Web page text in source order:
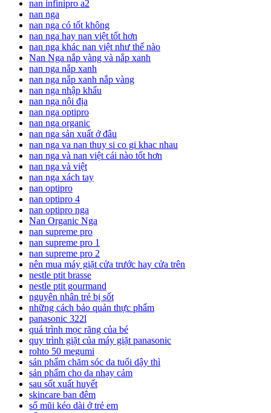
nan infinipro a2
nan nga
nan nga có tốt không
nan nga hay nan việt tốt hơn
nan nga khác nan việt như thế nào
Nan Nga nắp vàng và nắp xanh
nan nga nắp xanh
nan nga nắp xanh nắp vàng
nan nga nhập khẩu
nan nga nội địa
nan nga optipro
nan nga organic
nan nga sản xuất ở đâu
nan nga va nan thuy si co gi khac nhau
nan nga và nan việt cái nào tốt hơn
nan nga và việt
nan nga xách tay
nan optipro
nan optipro 4
nan optipro nga
Nan Organic Nga
nan supreme pro
nan supreme pro 1
nan supreme pro 2
nên mua máy giặt cửa trước hay cửa trên
nestle ptit brasse
nestle ptit gourmand
nguyên nhân trẻ bị sốt
những cách bảo quản thực phẩm
panasonic 322l
quá trình mọc răng của bé
quy trình giặt của máy giặt panasonic
rohto 50 megumi
sản phẩm chăm sóc da tuổi dậy thì
sản phẩm cho da nhạy cảm
sau sốt xuất huyết
skincare ban đêm
sổ mũi kéo dài ở trẻ em